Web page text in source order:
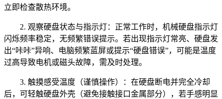
立即检查散热环境。
2. 观察硬盘状态与指示灯：正常工作时，机械硬盘指示灯
闪烁频率稳定，无频繁错误提示。若出现指示灯常亮、硬盘发
出“咔咔”异响、电脑频繁蓝屏或提示“硬盘错误”，可能是温度
过高导致电机或磁头故障，需及时处理。
3. 触摸感受温度（谨慎操作）：在硬盘断电并完全冷却
后，可轻触硬盘外壳（避免接触接口金属部分），若手感明显